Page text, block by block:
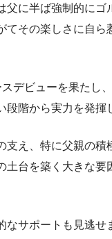
父に半ば強制的にゴ
てその楽しさに自ら
デビューを果たし
段階から実力を発揮
支え、特に父親の積
土台を築く大きな要
なサポートも見逃せ